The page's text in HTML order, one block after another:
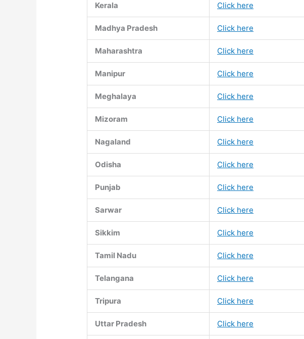
Kerala Click here
Madhya Pradesh Click here
Maharashtra Click here
Manipur Click here
Meghalaya Click here
Mizoram Click here
Nagaland Click here
Odisha Click here
Punjab Click here
Sarwar Click here
Sikkim Click here
Tamil Nadu Click here
Telangana Click here
Tripura Click here
Uttar Pradesh Click here